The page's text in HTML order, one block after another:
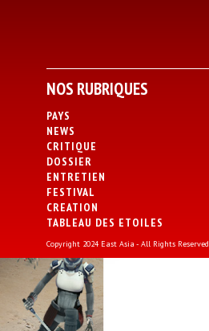
NOS RUBRIQUES
PAYS
NEWS
CRITIQUE
DOSSIER
ENTRETIEN
FESTIVAL
CREATION
TABLEAU DES ETOILES
Copyright 2024 East Asia - All Rights Reserved